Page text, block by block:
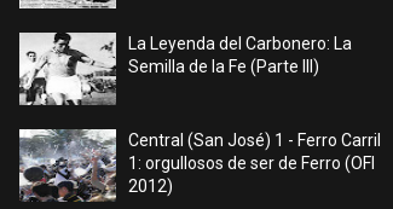
La Leyenda del Carbonero: La
Semilla de la Fe (Parte III)
Central (San José) 1 - Ferro Carril
1: orgullosos de ser de Ferro (OFI
2012)